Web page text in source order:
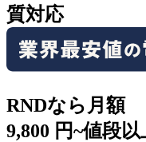
質対応
RNDなら月額
9,800 円~値段以